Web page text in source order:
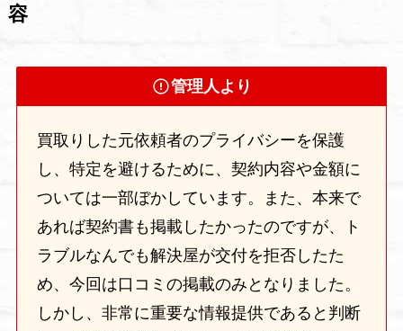
容
管理人より
買取りした元依頼者のプライバシーを保護
し、特定を避けるために、契約内容や金額に
ついては一部ぼかしています。また、本来で
あれば契約書も掲載したかったのですが、ト
ラブルなんでも解決屋が交付を拒否したた
め、今回は口コミの掲載のみとなりました。
しかし、非常に重要な情報提供であると判断